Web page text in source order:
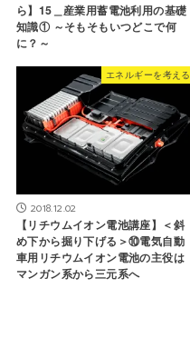
ら】15＿産業用蓄電池利用の基礎
知識① ～そもそもいつどこで何
に？～
エネルギーを考える
2018.12.02
【リチウムイオン電池講座】＜斜
め下から掘り下げる＞⑩電気自動
車用リチウムイオン電池の主役は
マンガン系から三元系へ